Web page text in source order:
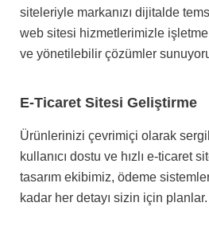
siteleriyle markanızı dijitalde
web sitesi hizmetlerimizle
ve yönetilebilir çözümler
E-Ticaret Sitesi Geliştirme
Ürünlerinizi çevrimiçi olarak
kullanıcı dostu ve hızlı e-ticaret
tasarım ekibimiz, ödeme
kadar her detayı sizin için planlar.